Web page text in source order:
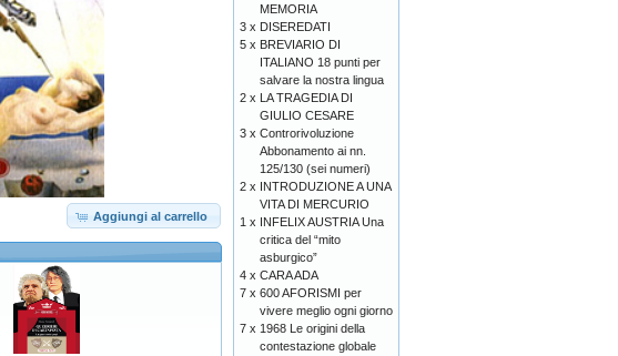
Aggiungi al carrello
MEMORIA
3 x DISEREDATI
5 x BREVIARIO DI
ITALIANO 18 punti per
salvare la nostra lingua
2 x LA TRAGEDIA DI
GIULIO CESARE
3 x Controrivoluzione
Abbonamento ai nn.
125/130 (sei numeri)
2 x INTRODUZIONE A UNA
VITA DI MERCURIO
1 x INFELIX AUSTRIA Una
critica del “mito
asburgico”
4 x CARA ADA
7 x 600 AFORISMI per
vivere meglio ogni giorno
7 x 1968 Le origini della
contestazione globale